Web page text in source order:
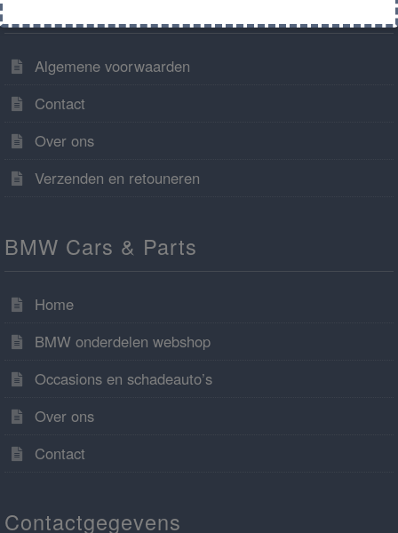
Algemene voorwaarden
Contact
Over ons
Verzenden en retouneren
BMW Cars & Parts
Home
BMW onderdelen webshop
Occasions en schadeauto’s
Over ons
Contact
Contactgegevens